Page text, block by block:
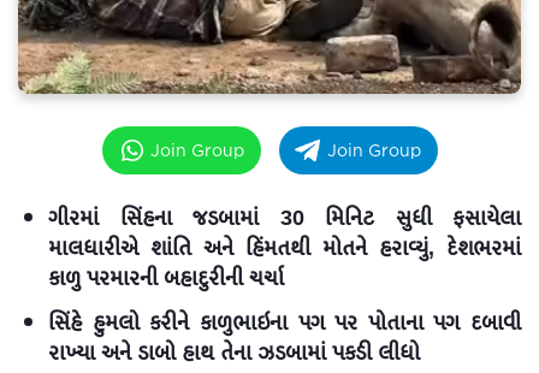
Join Group Join Group
ગીરમાં સિંહના જડબામાં 30 મિનિટ સુધી ફસાયેલા
માલધારીએ શાંતિ અને હિંમતથી મોતને હરાવ્યું, દેશભરમાં
કાળુ પરમારની બહાદુરીની ચર્ચા
સિંહે હુમલો કરીને કાળુભાઇના પગ પર પોતાના પગ દબાવી
રાખ્યા અને ડાબો હાથ તેના ઝડબામાં પકડી લીધો